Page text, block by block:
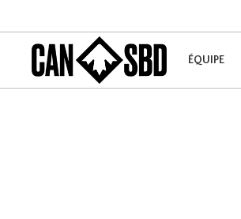
ÉQUIPE